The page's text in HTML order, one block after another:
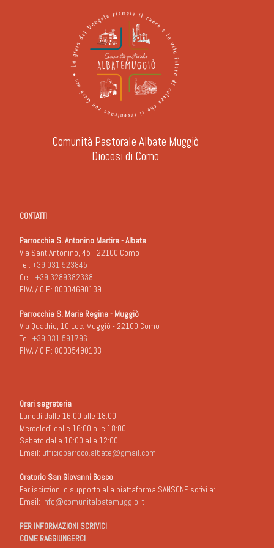
Comunità Pastorale Albate Muggiò
Diocesi di Como
CONTATTI
Parrocchia S. Antonino Martire - Albate
Via Sant'Antonino, 45 - 22100 Como
Tel. +39 031 523845
Cell. +39 3289382338
P.IVA / C.F.: 80004690139
Parrocchia S. Maria Regina - Muggiò
Via Quadrio, 10 Loc. Muggiò - 22100 Como
Tel. +39 031 591796
P.IVA / C.F.: 80005490133
Orari segreteria
Lunedì dalle 16:00 alle 18:00
Mercoledì dalle 16:00 alle 18:00
Sabato dalle 10:00 alle 12:00
Email: ufficioparroco.albate@gmail.com
Oratorio San Giovanni Bosco
Per iscirzioni o supporto alla piattaforma SANSONE scrivi a:
Email: info@comunitalbatemuggio.it
PER INFORMAZIONI SCRIVICI
COME RAGGIUNGERCI